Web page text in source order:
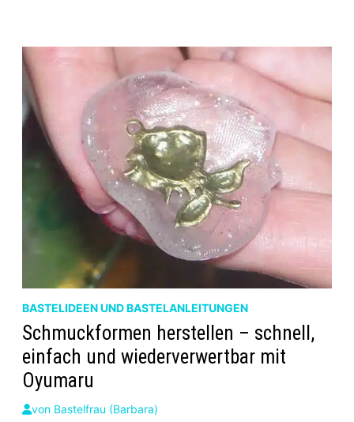
BASTELIDEEN UND BASTELANLEITUNGEN
Schmuckformen herstellen – schnell,
einfach und wiederverwertbar mit
Oyumaru
von Bastelfrau (Barbara)